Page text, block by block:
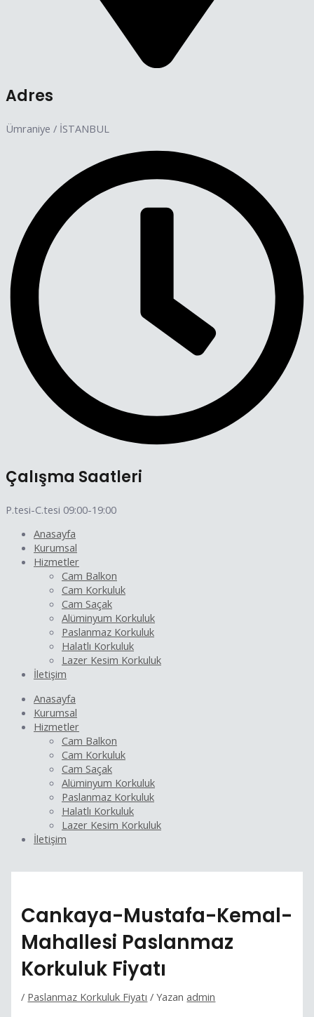
Adres
Ümraniye / İSTANBUL
Çalışma Saatleri
P.tesi-C.tesi 09:00-19:00
Anasayfa
Kurumsal
Hizmetler
Cam Balkon
Cam Korkuluk
Cam Saçak
Alüminyum Korkuluk
Paslanmaz Korkuluk
Halatlı Korkuluk
Lazer Kesim Korkuluk
İletişim
Anasayfa
Kurumsal
Hizmetler
Cam Balkon
Cam Korkuluk
Cam Saçak
Alüminyum Korkuluk
Paslanmaz Korkuluk
Halatlı Korkuluk
Lazer Kesim Korkuluk
İletişim
Cankaya-Mustafa-Kemal-
Mahallesi Paslanmaz
Korkuluk Fiyatı
/ Paslanmaz Korkuluk Fiyatı / Yazan admin